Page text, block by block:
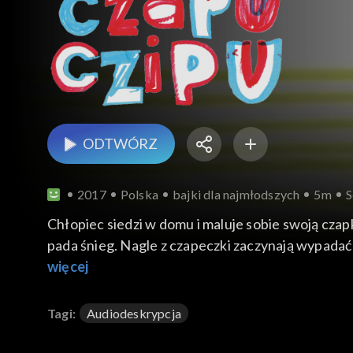
ODTWÓRZ
2017 Polska bajki dla najmłodszych 5m
Chłopiec siedzi w domu i maluje sobie swoją
pada śnieg. Nagle z czapeczki zaczynają
łańcuchem, a Chłopiec przynosi pod choinkę
chłopiec zwraca mu na to uwagę, św. Mikołaj
więcej
Tagi: Audiodeskrypcja